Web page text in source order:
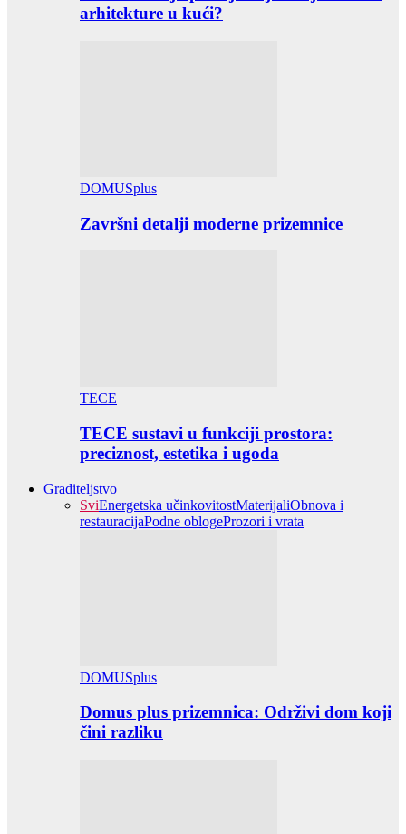
arhitekture u kući?
DOMUSplus
Završni detalji moderne prizemnice
TECE
TECE sustavi u funkciji prostora:
preciznost, estetika i ugoda
Graditeljstvo
SviEnergetska učinkovitostMaterijaliObnova i
restauracijaPodne oblogeProzori i vrata
DOMUSplus
Domus plus prizemnica: Održivi dom koji
čini razliku